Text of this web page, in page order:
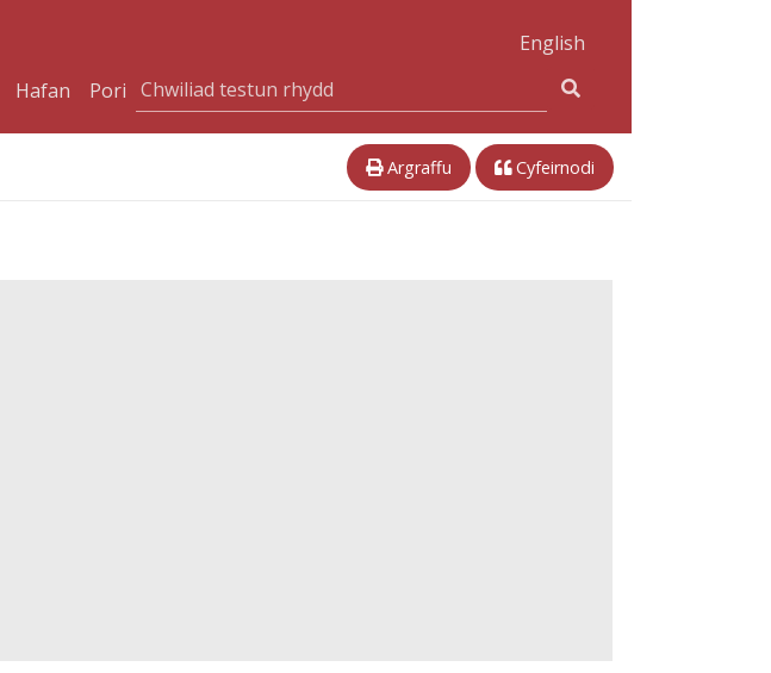
English
Hafan
Pori
Argraffu Cyfeirnodi